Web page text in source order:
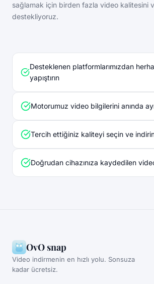
sağlamak için birden fazla video kalitesini
destekliyoruz.
Desteklenen platformlarımızdan
yapıştırın
Motorumuz video bilgilerini anında
Tercih ettiğiniz kaliteyi seçin ve
Doğrudan cihazınıza kaydedilen
OvO snap
Video indirmenin en hızlı yolu. Sonsuza
kadar ücretsiz.